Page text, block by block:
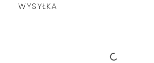
WYSYŁKA